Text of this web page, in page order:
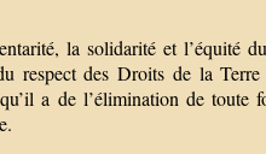
la solidarité et l’équité
respect des Droits de la
a de l’élimination de toute